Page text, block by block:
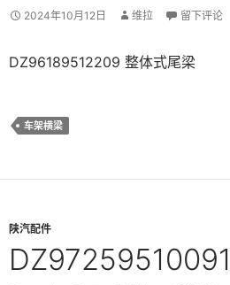
2024年10月12日 维拉 留下评论
DZ96189512209 整体式尾梁
车架横梁
陕汽配件
DZ97259510091